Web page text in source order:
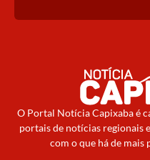
O Portal Notícia Capixaba é
portais de notícias regionais
com o que há de